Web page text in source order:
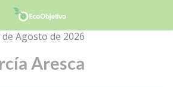
de Agosto de 2026
Aresca